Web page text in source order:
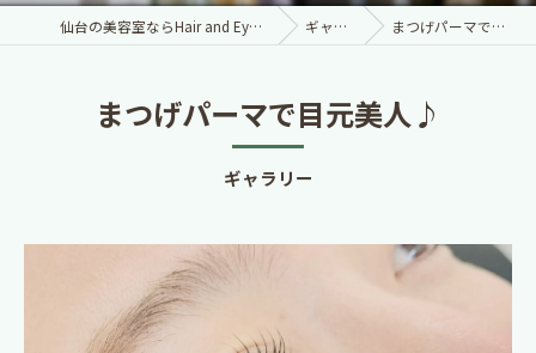
仙台の美容室ならHair and Eyelash Cloud Nine ギャラリー まつげパーマで目元美人♪
ギャラリー
まつげパーマで目元美人♪